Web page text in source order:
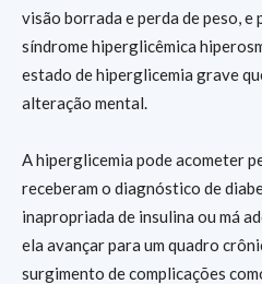
visão borrada e perda de peso,
síndrome hiperglicêmica
estado de hiperglicemia grave
alteração mental.
A hiperglicemia pode acometer
receberam o diagnóstico de
inapropriada de insulina ou má
ela avançar para um quadro
surgimento de complicações